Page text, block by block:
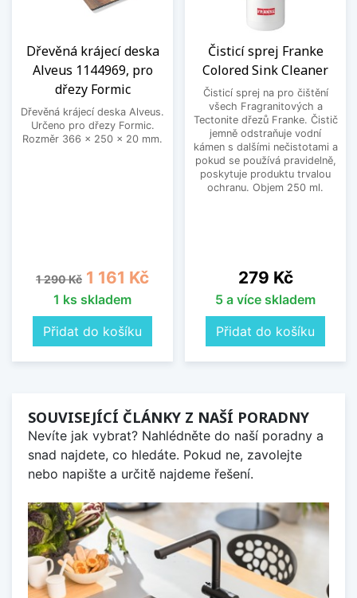
Dřevěná krájecí deska
Alveus 1144969, pro
dřezy Formic
Dřevěná krájecí deska Alveus.
Určeno pro dřezy Formic.
Rozměr 366 x 250 x 20 mm.
Běžná cena
1 290 Kč Cena
1 161 Kč
1 ks skladem
Přidat do košíku
Čisticí sprej Franke
Colored Sink Cleaner
Čisticí sprej na pro čištění
všech Fragranitových a
Tectonite dřezů Franke. Čistič
jemně odstraňuje vodní
kámen s dalšími nečistotami a
pokud se používá pravidelně,
poskytuje produktu trvalou
ochranu. Objem 250 ml.
Cena
279 Kč
5 a více skladem
Přidat do košíku
SOUVISEJÍCÍ ČLÁNKY Z NAŠÍ PORADNY
Nevíte jak vybrat? Nahlédněte do naší poradny a
snad najdete, co hledáte. Pokud ne, zavolejte
nebo napište a určitě najdeme řešení.